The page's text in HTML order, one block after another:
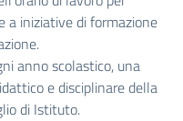
a iniziative di formazione
anno scolastico, una
e disciplinare della
di Istituto.